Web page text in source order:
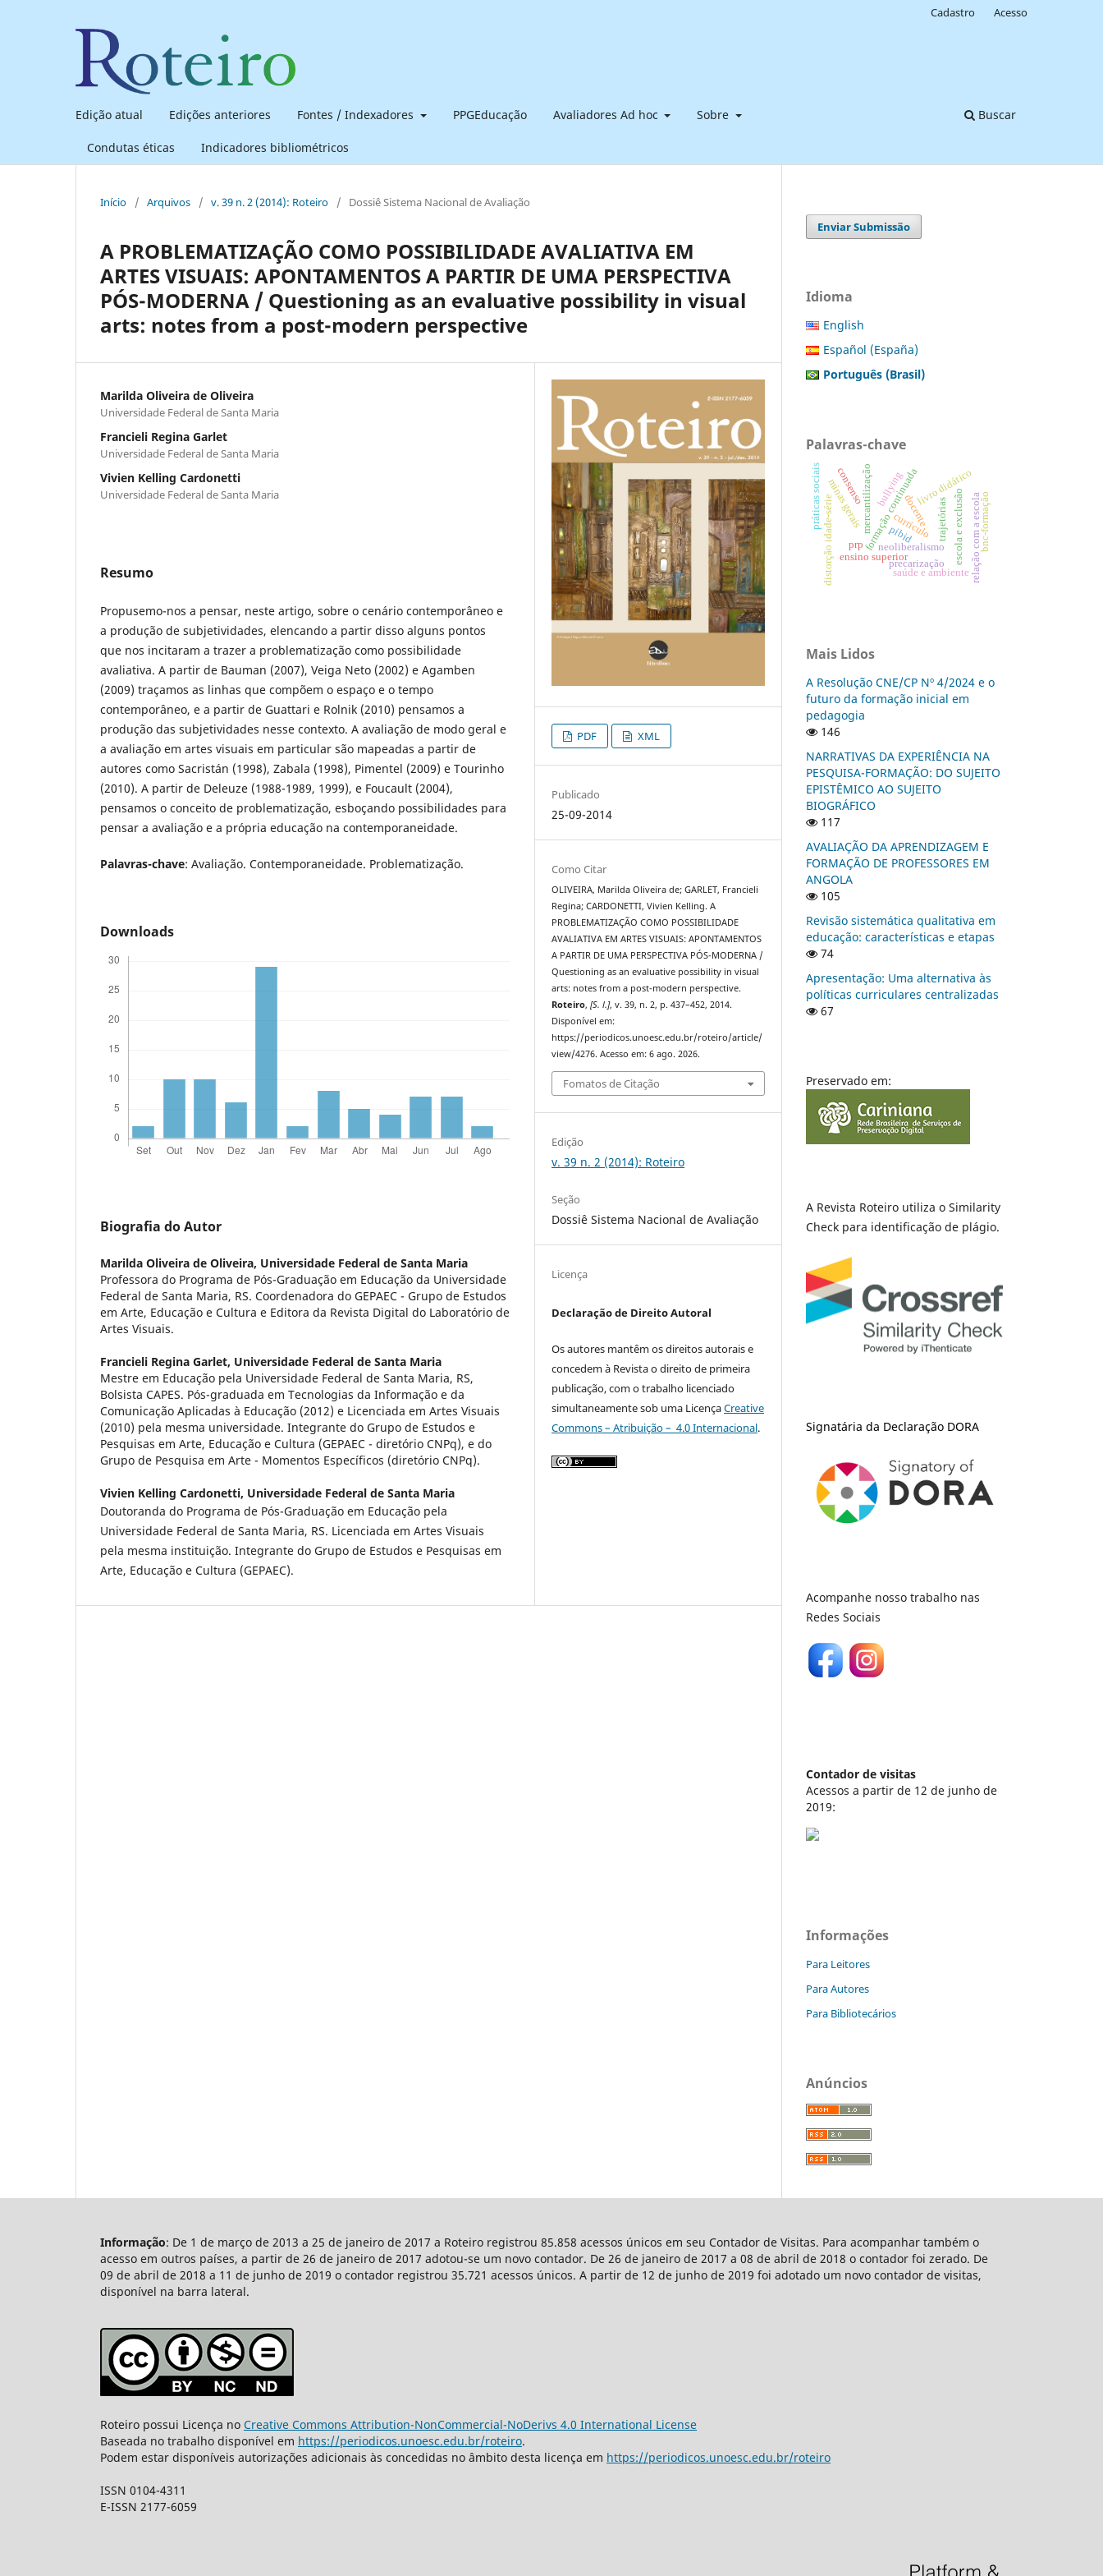
Edição atual Edições anteriores Fontes / Indexadores PPGEducação Avaliadores Ad hoc Sobre
Condutas éticas Indicadores bibliométricos
Buscar
Cadastro Acesso
Início / Arquivos / v. 39 n. 2 (2014): Roteiro / Dossiê Sistema Nacional de Avaliação
A PROBLEMATIZAÇÃO COMO POSSIBILIDADE AVALIATIVA EM
ARTES VISUAIS: APONTAMENTOS A PARTIR DE UMA PERSPECTIVA
PÓS-MODERNA / Questioning as an evaluative possibility in visual
arts: notes from a post-modern perspective
Marilda Oliveira de Oliveira
Universidade Federal de Santa Maria
Francieli Regina Garlet
Universidade Federal de Santa Maria
Vivien Kelling Cardonetti
Universidade Federal de Santa Maria
Resumo
Propusemo-nos a pensar, neste artigo, sobre o cenário contemporâneo e
a produção de subjetividades, elencando a partir disso alguns pontos
que nos incitaram a trazer a problematização como possibilidade
avaliativa. A partir de Bauman (2007), Veiga Neto (2002) e Agamben
(2009) traçamos as linhas que compõem o espaço e o tempo
contemporâneo, e a partir de Guattari e Rolnik (2010) pensamos a
produção das subjetividades nesse contexto. A avaliação de modo geral e
a avaliação em artes visuais em particular são mapeadas a partir de
autores como Sacristán (1998), Zabala (1998), Pimentel (2009) e Tourinho
(2010). A partir de Deleuze (1988-1989, 1999), e Foucault (2004),
pensamos o conceito de problematização, esboçando possibilidades para
pensar a avaliação e a própria educação na contemporaneidade.
Palavras-chave: Avaliação. Contemporaneidade. Problematização.
Downloads
Biografia do Autor
Marilda Oliveira de Oliveira, Universidade Federal de Santa Maria
Professora do Programa de Pós-Graduação em Educação da Universidade
Federal de Santa Maria, RS. Coordenadora do GEPAEC - Grupo de Estudos
em Arte, Educação e Cultura e Editora da Revista Digital do Laboratório de
Artes Visuais.
Francieli Regina Garlet, Universidade Federal de Santa Maria
Mestre em Educação pela Universidade Federal de Santa Maria, RS,
Bolsista CAPES. Pós-graduada em Tecnologias da Informação e da
Comunicação Aplicadas à Educação (2012) e Licenciada em Artes Visuais
(2010) pela mesma universidade. Integrante do Grupo de Estudos e
Pesquisas em Arte, Educação e Cultura (GEPAEC - diretório CNPq), e do
Grupo de Pesquisa em Arte - Momentos Específicos (diretório CNPq).
Vivien Kelling Cardonetti, Universidade Federal de Santa Maria
Doutoranda do Programa de Pós-Graduação em Educação pela
Universidade Federal de Santa Maria, RS. Licenciada em Artes Visuais
pela mesma instituição. Integrante do Grupo de Estudos e Pesquisas em
Arte, Educação e Cultura (GEPAEC).
PDF XML
Publicado
25-09-2014
Como Citar
OLIVEIRA, Marilda Oliveira de; GARLET, Francieli
Regina; CARDONETTI, Vivien Kelling. A
PROBLEMATIZAÇÃO COMO POSSIBILIDADE
AVALIATIVA EM ARTES VISUAIS: APONTAMENTOS
A PARTIR DE UMA PERSPECTIVA PÓS-MODERNA /
Questioning as an evaluative possibility in visual
arts: notes from a post-modern perspective.
Roteiro,[S. l.], v. 39, n. 2, p. 437–452, 2014.
Disponível em:
https://periodicos.unoesc.edu.br/roteiro/article/
view/4276. Acesso em: 6 ago. 2026.
Fomatos de Citação
Edição
v. 39 n. 2 (2014): Roteiro
Seção
Dossiê Sistema Nacional de Avaliação
Licença
Declaração de Direito Autoral
Os autores mantêm os direitos autorais e
concedem à Revista o direito de primeira
publicação, com o trabalho licenciado
simultaneamente sob uma LicençaCreative
Commons – Atribuição – 4.0 Internacional.
Enviar Submissão
Idioma
English
Español (España)
Português (Brasil)
Palavras-chave
formação continuada
docente
currículo
ensino superior
mercantilização
neoliberalismo
precarização
saúde e ambiente
livro didático
escola e exclusão
bullying
relação com a escola
distorção idade-série
minas gerais
prp
trajetórias bnc-formação
práticas sociais
pibid
consenso
Mais Lidos
A Resolução CNE/CP Nº 4/2024 e o
futuro da formação inicial em
pedagogia
146
NARRATIVAS DA EXPERIÊNCIA NA
PESQUISA-FORMAÇÃO: DO SUJEITO
EPISTÊMICO AO SUJEITO
BIOGRÁFICO
117
AVALIAÇÃO DA APRENDIZAGEM E
FORMAÇÃO DE PROFESSORES EM
ANGOLA
105
Revisão sistemática qualitativa em
educação: características e etapas
74
Apresentação: Uma alternativa às
políticas curriculares centralizadas
67
Preservado em:
A Revista Roteiro utiliza o Similarity
Check para identificação de plágio.
Signatária da Declaração DORA
Acompanhe nosso trabalho nas
Redes Sociais
Contador de visitas
Acessos a partir de 12 de junho de
2019:
Informações
Para Leitores
Para Autores
Para Bibliotecários
Anúncios
Informação: De 1 de março de 2013 a 25 de janeiro de 2017 a Roteiro registrou 85.858 acessos únicos em seu Contador de Visitas. Para acompanhar também o
acesso em outros países, a partir de 26 de janeiro de 2017 adotou-se um novo contador. De 26 de janeiro de 2017 a 08 de abril de 2018 o contador foi zerado. De
09 de abril de 2018 a 11 de junho de 2019 o contador registrou 35.721 acessos únicos. A partir de 12 de junho de 2019 foi adotado um novo contador de visitas,
disponível na barra lateral.
Roteiro possui Licença no Creative Commons Attribution-NonCommercial-NoDerivs 4.0 International License
Baseada no trabalho disponível em https://periodicos.unoesc.edu.br/roteiro.
Podem estar disponíveis autorizações adicionais às concedidas no âmbito desta licença em https://periodicos.unoesc.edu.br/roteiro
ISSN 0104-4311
E-ISSN 2177-6059